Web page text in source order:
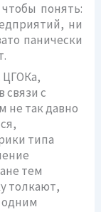
понять:
ни
панически
ЦГОКа,
с
не так давно
типа
тем
толкают,
одним